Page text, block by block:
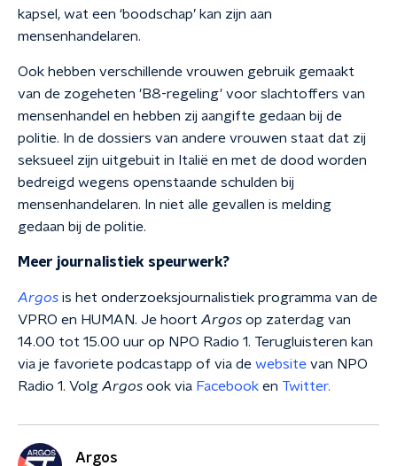
kapsel, wat een ‘boodschap’ kan zijn aan
mensenhandelaren.
Ook hebben verschillende vrouwen gebruik gemaakt
van de zogeheten 'B8-regeling' voor slachtoffers van
mensenhandel en hebben zij aangifte gedaan bij de
politie. In de dossiers van andere vrouwen staat dat zij
seksueel zijn uitgebuit in Italië en met de dood worden
bedreigd wegens openstaande schulden bij
mensenhandelaren. In niet alle gevallen is melding
gedaan bij de politie.
Meer journalistiek speurwerk?
Argos is het onderzoeksjournalistiek programma van de
VPRO en HUMAN. Je hoort Argos op zaterdag van
14.00 tot 15.00 uur op NPO Radio 1. Terugluisteren kan
via je favoriete podcastapp of via de website van NPO
Radio 1. Volg Argos ook via Facebook en Twitter.
Argos